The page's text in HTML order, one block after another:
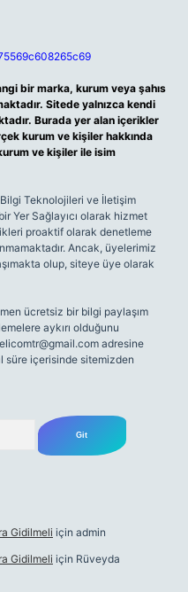
bir marka, kurum veya şahıs
Sitede yalnızca kendi
Burada yer alan içerikler
kurum ve kişiler hakkında
ve kişiler ile isim
Teknolojileri ve İletişim
Yer Sağlayıcı olarak hizmet
proaktif olarak denetleme
Ancak, üyelerimiz
olup, siteye üye olarak
ücretsiz bir bilgi paylaşım
aykırı olduğunu
adresine
süre içerisinde sitemizden
Gidilmeli için admin
Gidilmeli için Rüveyda